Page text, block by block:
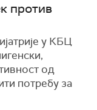
против
у КБЦ
од
потребу за